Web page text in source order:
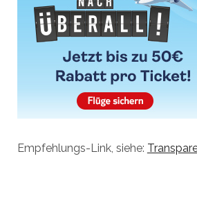
Empfehlungs-Link, siehe: